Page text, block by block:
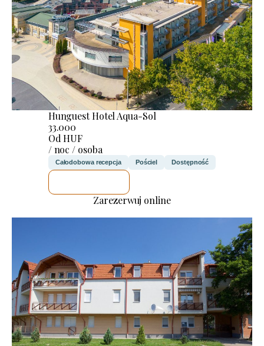
Hunguest Hotel Aqua-Sol
33.000
Od HUF
/ noc / osoba
Całodobowa recepcja Pościel Dostępność
Zarezerwuj online